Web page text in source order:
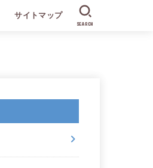
サイトマップ
SEARCH